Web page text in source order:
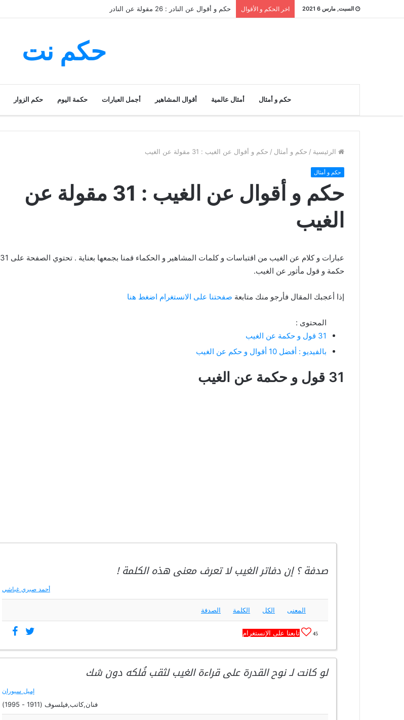
السبت, مارس 6 2021 اخر الحكم و الأقوال حكم و أقوال عن النادر : 26 مقولة عن النادر
حكم نت
حكم و أمثال أمثال عالمية أقوال المشاهير أجمل العبارات حكمة اليوم حكم الزوار
الرئيسية / حكم و أمثال / حكم و أقوال عن الغيب : 31 مقولة عن الغيب
حكم و أمثال
حكم و أقوال عن الغيب : 31 مقولة عن
الغيب
عبارات و كلام عن الغيب من اقتباسات و كلمات المشاهير و الحكماء قمنا بجمعها بعناية . تحتوي الصفحة على 31
حكمة و قول مأثور عن الغيب.
إذا أعجبك المقال فأرجو منك متابعة صفحتنا على الانستغرام اضغط هنا
المحتوى :
31 قول و حكمة عن الغيب
بالفيديو : أفضل 10 أقوال و حكم عن الغيب
31 قول و حكمة عن الغيب
صدفة ؟ إن دفاتر الغيب لا تعرف معنى هذه الكلمة !
أحمد صبري غباشي
المعنى الكل الكلمة الصدفة
45 تابعنا على الإنستغرام
لو كانت لـ نوح القدرة على قراءة الغيب لثقب فُلكه دون شك
إميل سيوران
فنان,كاتب,فيلسوف (1911 - 1995)